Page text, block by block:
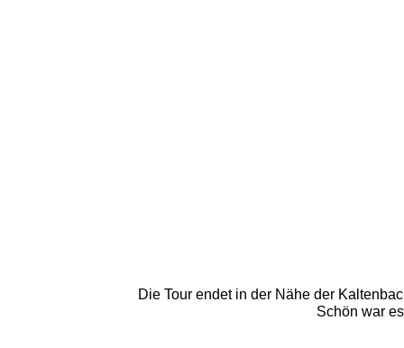
Die Tour endet in der Nähe der
Schön war